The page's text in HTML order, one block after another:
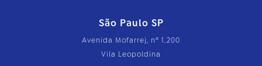
São Paulo SP
Avenida Mofarrej, nº 1.200
Vila Leopoldina